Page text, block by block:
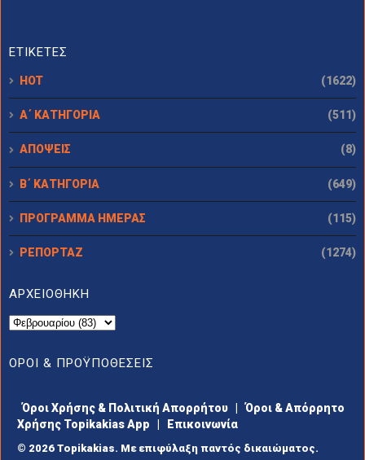
ΕΤΙΚΕΤΕΣ
HOT (1622)
Α΄ ΚΑΤΗΓΟΡΙΑ (511)
ΑΠΟΨΕΙΣ (8)
Β΄ ΚΑΤΗΓΟΡΙΑ (649)
ΠΡΟΓΡΑΜΜΑ ΗΜΕΡΑΣ (115)
ΡΕΠΟΡΤΑΖ (1274)
ΑΡΧΕΙΟΘΗΚΗ
ΟΡΟΙ & ΠΡΟΫΠΟΘΕΣΕΙΣ
Όροι Χρήσης & Πολιτική Απορρήτου
Όροι & Απόρρητο
Χρήσης Topikakias App
Επικοινωνία
© 2026 Topikakias. Με επιφύλαξη παντός δικαιώματος.